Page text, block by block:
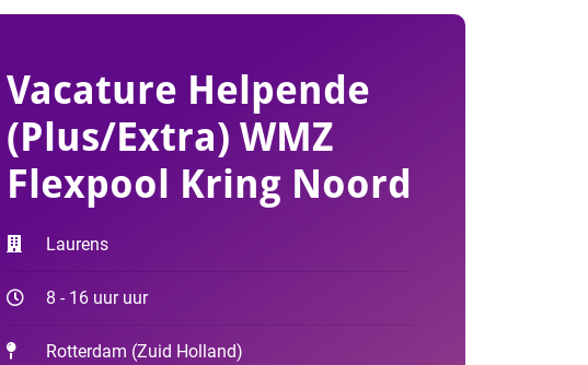
Vacature Helpende
(Plus/Extra) WMZ
Flexpool Kring Noord
Laurens
8 - 16 uur uur
Rotterdam (Zuid Holland)